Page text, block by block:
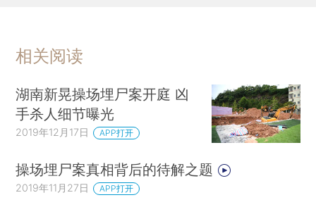
相关阅读
湖南新晃操场埋尸案开庭 凶
手杀人细节曝光
2019年12月17日 APP打开
操场埋尸案真相背后的待解之题
2019年11月27日 APP打开